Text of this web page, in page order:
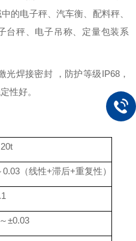
的电子秤、汽车衡、配料秤、
台秤、电子吊称、定量包装系
光焊接密封 ，防护等级IP68，
性好。
0.03（线性+滞后+重复性）
±0.03